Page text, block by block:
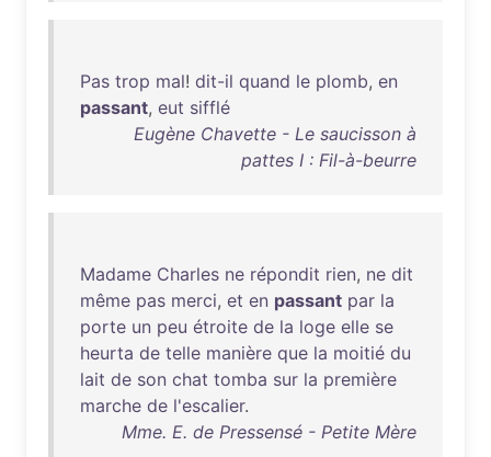
Pas trop mal! dit-il quand le plomb, en
passant, eut sifflé
Eugène Chavette - Le saucisson à
pattes I : Fil-à-beurre
Madame Charles ne répondit rien, ne dit
même pas merci, et en passant par la
porte un peu étroite de la loge elle se
heurta de telle manière que la moitié du
lait de son chat tomba sur la première
marche de l'escalier.
Mme. E. de Pressensé - Petite Mère